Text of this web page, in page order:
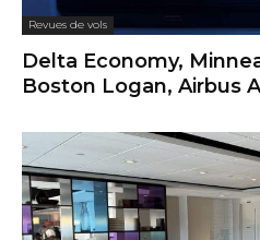
Revues de vols
Delta Economy,
Boston Logan, Airbus